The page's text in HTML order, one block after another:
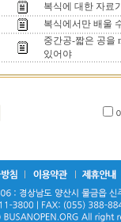
복식에 대한 자료
복식에서만 배울
중간공-짧은 공을
있어야